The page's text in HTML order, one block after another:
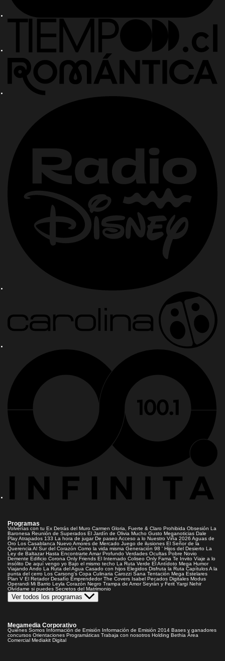
Programas
Volverías con tu Ex Detrás del Muro Carmen Gloria, Fuerte & Claro Prohibida Obsesión La
Baronesa Reunión de Superados El Jardín de Olivia Mucho Gusto Meganoticias Dale
PlayAtrapados 133 La hora de jugar De paseoAcceso a lo Nuestro Viña 2026 Aguas de
Oro Los Casablanca Nuevo Amores de Mercado Juego de ilusiones El Señor de la
Querencia Al Sur del Corazón Como la vida misma Generación 98 ' Hijos del Desierto La
Ley de Baltazar Hasta Encontrarte Amar Profundo Verdades Ocultas Pobre Novio
Demente Edificio Corona Only Friends El Internado Coliseo Only Fama Te Invito Viaje a lo
insólito De aquí vengo yo Bajo el mismo techo La Ruta Verde El Antídoto Mega Humor
Viajando Ando La Ruta del Agua Casado con hijos Elegidos Disfruta la Ruta CapítulosA la
punta del cerro Los Carsong's Copa Culinaria Carozzi Sana Tentación Mega Estelares
Plan V El Retador Desafío Emprendedor The Covers Isabel Pecados Digitales Modus
Operandi Mi Barrio Leyla Corazón Negro Trampa de Amor Seyrán y Ferit Yargi Nehir
Olvídame si puedes Secretos del Matrimonio
Ver todos los programas
Megamedia Corporativo
Quienes Somos Información de Emisión Información de Emisión 2014 Bases y ganadores
concursos Orientaciones Programáticas Trabaja con nosotros Holding Bethia Área
Comercial Mediakit Digital